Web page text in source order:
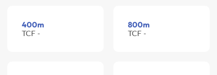
400m
TCF -
800m
TCF -